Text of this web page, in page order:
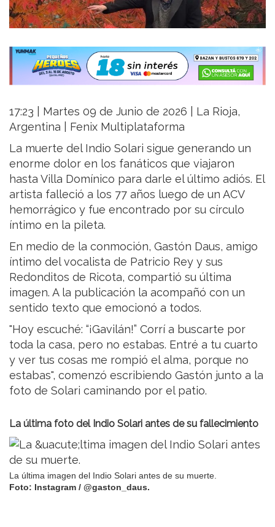
17:23 | Martes 09 de Junio de 2026 | La Rioja,
Argentina | Fenix Multiplataforma
La muerte del Indio Solari sigue generando un
enorme dolor en los fanáticos que viajaron
hasta Villa Domínico para darle el último adiós. El
artista falleció a los 77 años luego de un ACV
hemorrágico y fue encontrado por su círculo
íntimo en la pileta.
En medio de la conmoción, Gastón Daus, amigo
íntimo del vocalista de Patricio Rey y sus
Redonditos de Ricota, compartió su última
imagen. A la publicación la acompañó con un
sentido texto que emocionó a todos.
"Hoy escuché: “¡Gavilán!” Corrí a buscarte por
toda la casa, pero no estabas. Entré a tu cuarto
y ver tus cosas me rompió el alma, porque no
estabas", comenzó escribiendo Gastón junto a la
foto de Solari caminando por el patio.
La última foto del Indio Solari antes de su fallecimiento
La última imagen del Indio Solari antes de su muerte.
Foto: Instagram / @gaston_daus.